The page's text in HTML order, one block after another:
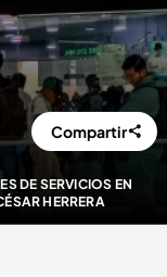
DE SERVICIOS EN
HERRERA
Compartir